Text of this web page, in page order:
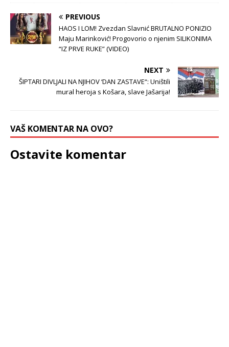
PREVIOUS
HAOS I LOM! Zvezdan Slavnić BRUTALNO PONIZIO
Maju Marinković! Progovorio o njenim SILIKONIMA
“IZ PRVE RUKE” (VIDEO)
NEXT
ŠIPTARI DIVLJALI NA NJIHOV ‘DAN ZASTAVE“: Uništili
mural heroja s Košara, slave Jašarija!
VAŠ KOMENTAR NA OVO?
Ostavite komentar